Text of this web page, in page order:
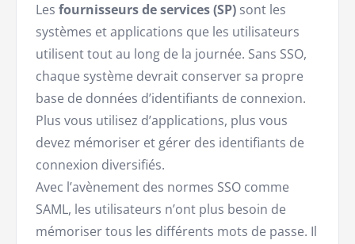
Les fournisseurs de services (SP) sont les
systèmes et applications que les utilisateurs
utilisent tout au long de la journée. Sans SSO,
chaque système devrait conserver sa propre
base de données d’identifiants de connexion.
Plus vous utilisez d’applications, plus vous
devez mémoriser et gérer des identifiants de
connexion diversifiés.
Avec l’avènement des normes SSO comme
SAML, les utilisateurs n’ont plus besoin de
mémoriser tous les différents mots de passe. Il